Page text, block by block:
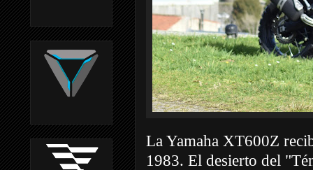
La Yamaha XT600Z
1983. El desierto del